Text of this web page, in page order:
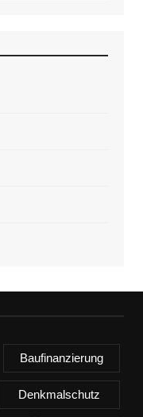
Baufinanzierung
Denkmalschutz